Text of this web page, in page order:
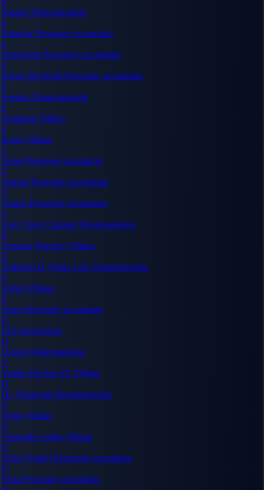
Shanks Deuteragonista
S
Shinobu Personaje secundario
S
Shirahoshi Personaje secundario
S
Silvers Rayleigh Personaje secundario
S
SmokerDeuteragonista
S
Spandam Villano
S
SugarVillano
T
Tama Personaje secundario
T
Tashigi Personaje secundario
T
Thatch Personaje secundario
T
Tony Tony ChopperDeuteragonista
T
Topman Warcury Villano
T
Trafalgar D. Water Law Deuteragonista
T
Trebol Villano
T
Tsuru Personaje secundario
U
Ulti Antagonista
U
Usopp Deuteragonista
V
Vander Decken IX Villano
D
Dr. Vegapunk Deuteragonista
V
Vergo Villano
V
Vinsmoke Judge Villano
V
Viola (Violet) Personaje secundario
V
Vista Personaje secundario